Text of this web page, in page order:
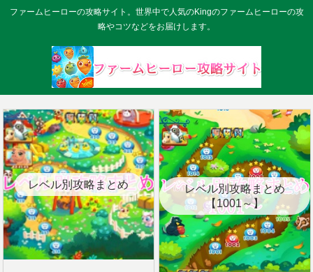
ファームヒーローの攻略サイト。世界中で人気のKingのファームヒーローの攻
略やコツなどをお届けします。
レベル別攻略まとめ
レベル別攻略まとめ
【1001～】